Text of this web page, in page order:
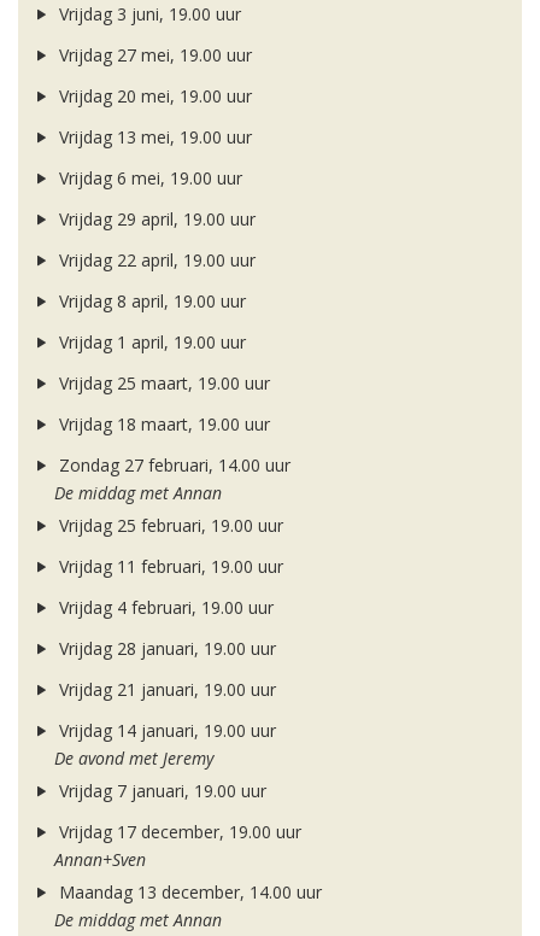
Vrijdag 3 juni, 19.00 uur
Vrijdag 27 mei, 19.00 uur
Vrijdag 20 mei, 19.00 uur
Vrijdag 13 mei, 19.00 uur
Vrijdag 6 mei, 19.00 uur
Vrijdag 29 april, 19.00 uur
Vrijdag 22 april, 19.00 uur
Vrijdag 8 april, 19.00 uur
Vrijdag 1 april, 19.00 uur
Vrijdag 25 maart, 19.00 uur
Vrijdag 18 maart, 19.00 uur
Zondag 27 februari, 14.00 uur
De middag met Annan
Vrijdag 25 februari, 19.00 uur
Vrijdag 11 februari, 19.00 uur
Vrijdag 4 februari, 19.00 uur
Vrijdag 28 januari, 19.00 uur
Vrijdag 21 januari, 19.00 uur
Vrijdag 14 januari, 19.00 uur
De avond met Jeremy
Vrijdag 7 januari, 19.00 uur
Vrijdag 17 december, 19.00 uur
Annan+Sven
Maandag 13 december, 14.00 uur
De middag met Annan